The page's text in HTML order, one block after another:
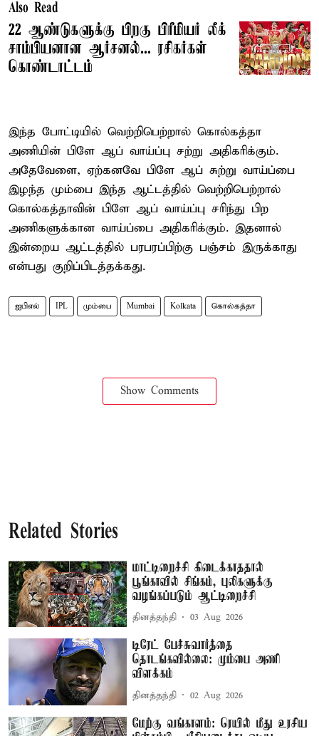
Also Read
22 ஆண்டுகளுக்கு பிறகு பிரீமியர் லீக்
சாம்பியனான ஆர்சனல்... ரசிகர்கள்
கொண்டாட்டம்
இந்த போட்டியில் வெற்றிபெற்றால் கொல்கத்தா
அணியின் பிளே ஆப் வாய்ப்பு சற்று அதிகரிக்கும்.
அதேவேளை, ஏற்கனவே பிளே ஆப் சுற்று வாய்ப்பை
இழந்த மும்பை இந்த ஆட்டத்தில் வெற்றிபெற்றால்
கொல்கத்தாவின் பிளே ஆப் வாய்ப்பு சரிந்து பிற
அணிகளுக்கான வாய்ப்பை அதிகரிக்கும். இதனால்
இன்றைய ஆட்டத்தில் பரபரப்பிற்கு பஞ்சம் இருக்காது
என்பது குறிப்பிடத்தக்கது.
ஐபிஎல் IPL மும்பை Mumbai Kolkata கொல்கத்தா
Show Comments
Related Stories
மாட்டிறைச்சி கிடைக்காததால்
பூங்காவில் சிங்கம், புலிகளுக்கு
வழங்கப்படும் ஆட்டிறைச்சி
தினத்தந்தி 03 Aug 2026
டிரேட் பேச்சுவார்த்தை
தொடங்கவில்லை: மும்பை அணி
விளக்கம்
தினத்தந்தி 02 Aug 2026
மேற்கு வங்காளம்: ரெயில் மீது உரசிய